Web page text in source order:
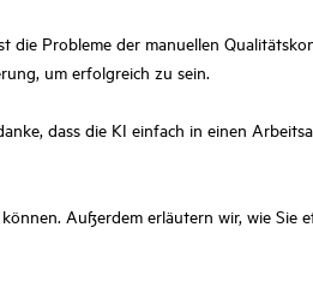
Probleme der manuellen
um erfolgreich zu sein.
dass die KI einfach in einen
Außerdem erläutern wir, wie Sie